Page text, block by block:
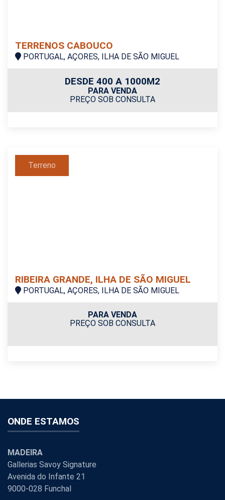
TERRENOS CABOUCO
PORTUGAL, AÇORES, ILHA DE SÃO MIGUEL
DESDE 400 A 1000M2
PARA VENDA
PREÇO SOB CONSULTA
Terreno
RIBEIRA GRANDE, ILHA DE SÃO MIGUEL
PORTUGAL, AÇORES, ILHA DE SÃO MIGUEL
PARA VENDA
PREÇO SOB CONSULTA
ONDE ESTAMOS
MADEIRA
Gallerias Savoy Signature
Avenida do Infante 21
9000-028 Funchal